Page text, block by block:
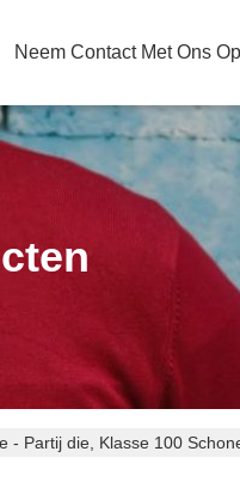
Neem Contact Met Ons Op
- Partij die, Klasse 100